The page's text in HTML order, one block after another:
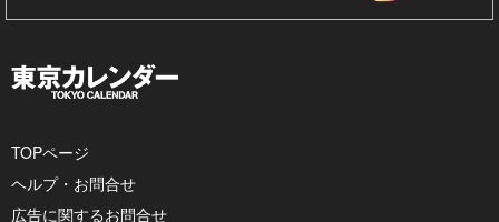
TOPページ
ヘルプ・お問合せ
広告に関するお問合せ